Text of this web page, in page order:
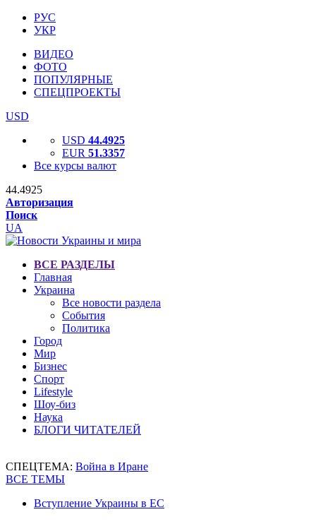
РУС
УКР
ВИДЕО
ФОТО
ПОПУЛЯРНЫЕ
СПЕЦПРОЕКТЫ
USD
USD 44.4925
EUR 51.3357
Все курсы валют
44.4925
Авторизация
Поиск
UA
ВСЕ РАЗДЕЛЫ
Главная
Украина
Все новости раздела
События
Политика
Город
Мир
Бизнес
Спорт
Lifestyle
Шоу-биз
Наука
БЛОГИ ЧИТАТЕЛЕЙ
СПЕЦТЕМА: Война в Иране
ВСЕ ТЕМЫ
Вступление Украины в ЕС